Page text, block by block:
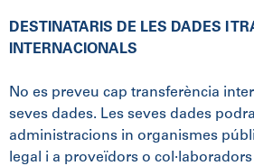
DESTINATARIS DE LES DADES I
INTERNACIONALS
No es preveu cap transferència
seves dades. Les seves dades
administracions in organismes
legal i a proveïdors o col·laboradors